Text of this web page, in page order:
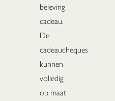
beleving
cadeau.
De
cadeaucheques
kunnen
volledig
op maat